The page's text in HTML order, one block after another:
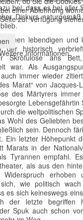
bei, dass es bei aller
Diskurs
einen lebendigen und
historisch
Skrofulose ans
war. Als
immer wieder
Marat“ von Jacques-
des Märtyrers immer
Lebensgefährtin
die weltpolitischen
Wohl des Geliebten
sein. Dennoch
Ein letzter Höhepunkt
Marats in der
Tyrannen empfahl.
als aus den
Widerspruch erhoben
wie politisch
es sich keineswegs
der letzte begriffen
Spuk auch schon
einer Ablehnung
zur Verfügung
Informationen